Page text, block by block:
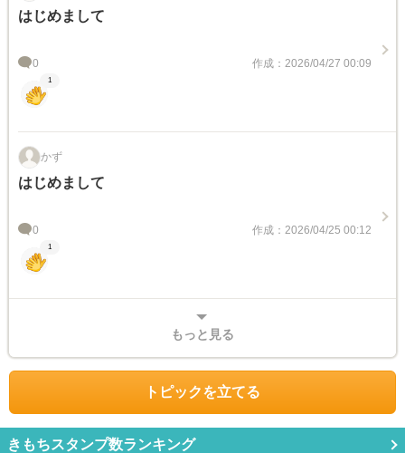
はじめまして
0 作成：2026/04/27 00:09
1
かず
はじめまして
0 作成：2026/04/25 00:12
1
もっと見る
トピックを立てる
きもちスタンプ数ランキング